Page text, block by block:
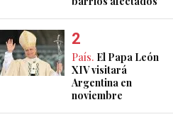
País. El Papa León
XIV visitará
Argentina en
noviembre